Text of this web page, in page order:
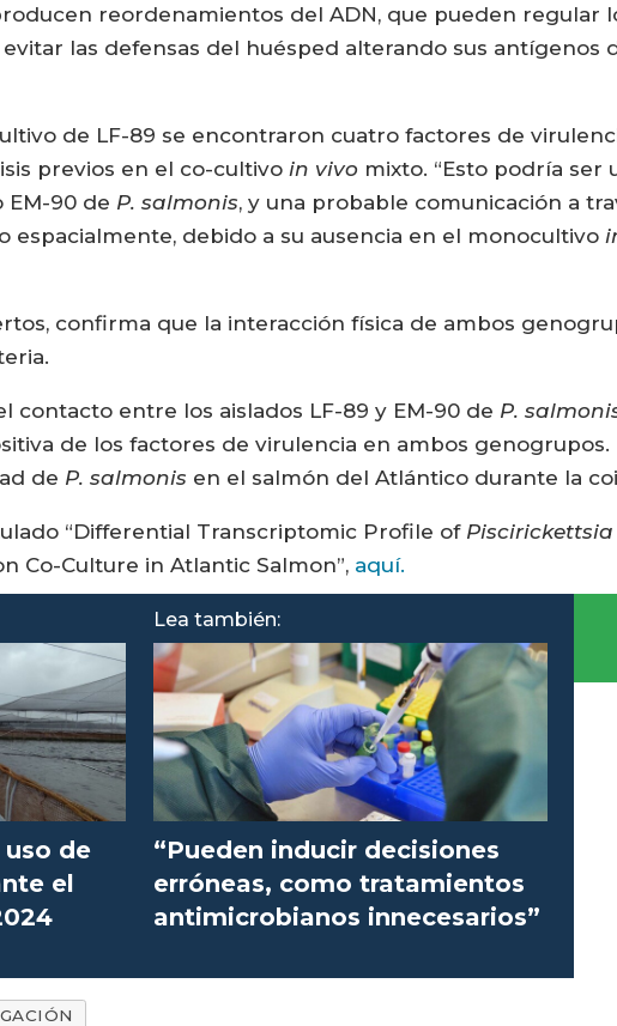
reordenamientos del ADN, que pueden regular
las defensas del huésped alterando sus antígenos
de LF-89 se encontraron cuatro factores de
previos en el co-cultivoin vivo mixto. “Esto podría ser
EM-90 de P. salmonis, y una probable comunicación a
espacialmente, debido a su ausencia en el monocultivo
confirma que la interacción física de ambos
contacto entre los aislados LF-89 y EM-90 de P.
de los factores de virulencia en ambos
de P. salmonis en el salmón del Atlántico durante la
“Differential Transcriptomic Profile of
Co-Culture in Atlantic Salmon”, aquí.
uso de
el
Lea también:
“Pueden inducir decisiones
erróneas, como tratamientos
antimicrobianos innecesarios”